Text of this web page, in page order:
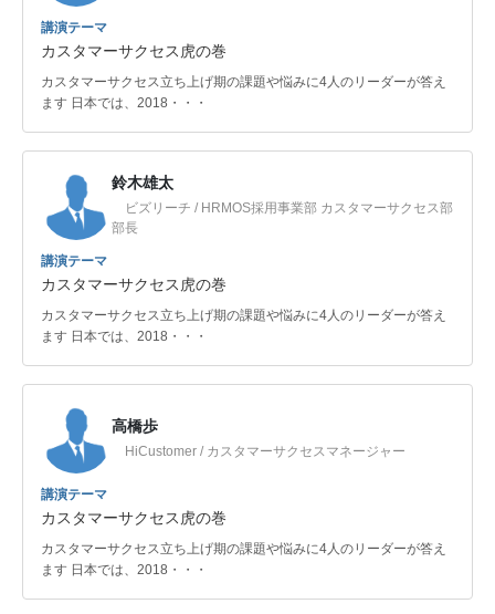
講演テーマ
カスタマーサクセス虎の巻
カスタマーサクセス立ち上げ期の課題や悩みに4人のリーダーが答え
ます 日本では、2018・・・
鈴木雄太
ビズリーチ / HRMOS採用事業部 カスタマーサクセス部
部長
講演テーマ
カスタマーサクセス虎の巻
カスタマーサクセス立ち上げ期の課題や悩みに4人のリーダーが答え
ます 日本では、2018・・・
高橋歩
HiCustomer / カスタマーサクセスマネージャー
講演テーマ
カスタマーサクセス虎の巻
カスタマーサクセス立ち上げ期の課題や悩みに4人のリーダーが答え
ます 日本では、2018・・・